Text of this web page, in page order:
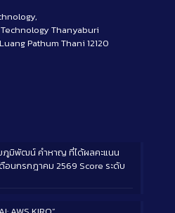
Thanyaburi
Pathum Thani 12120
มิพัฒน์ คำหาญ ที่ได้ผลคะแนน
อนกรกฎาคม 2569 Score ระดับ